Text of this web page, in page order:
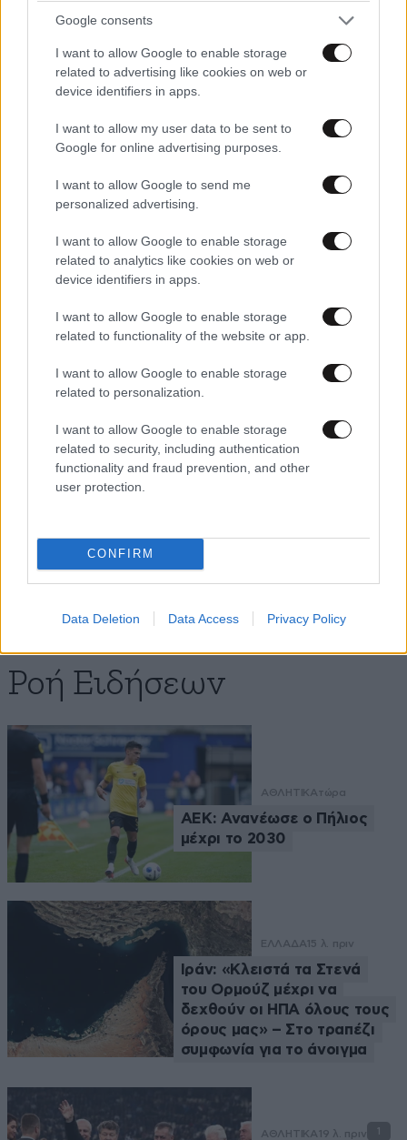
Google consents
I want to allow Google to enable storage
related to advertising like cookies on web or
device identifiers in apps.
I want to allow my user data to be sent to
Google for online advertising purposes.
I want to allow Google to send me
personalized advertising.
I want to allow Google to enable storage
related to analytics like cookies on web or
device identifiers in apps.
I want to allow Google to enable storage
related to functionality of the website or app.
I want to allow Google to enable storage
related to personalization.
I want to allow Google to enable storage
related to security, including authentication
functionality and fraud prevention, and other
user protection.
CONFIRM
Data Deletion Data Access Privacy Policy
40 ημέρες, 33 δράσεις, 4.000+
συμμετοχές
Αυξητική & Ανόρθωση
Στήθους: Πώς συνδυάζονται
αποτέλεσμα
Με τη SEAJETS, η Αμοργός
Ροή Ειδήσεων
ΑΘΛΗΤΙΚΑτώρα
ΑΕΚ: Ανανέωσε ο Πήλιος
μέχρι το 2030
ΕΛΛΑΔΑ 15 λ. πριν
Ιράν: «Κλειστά τα Στενά
του Ορμούζ μέχρι να
δεχθούν οι ΗΠΑ όλους τους
όρους μας» – Στο τραπέζι
συμφωνία για το άνοιγμα
ΑΘΛΗΤΙΚΑ 19 λ. πριν 1